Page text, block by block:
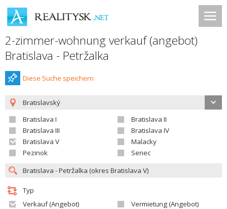
2-zimmer-wohnung verkauf (angebot)
Bratislava - Petržalka
Diese Suche speichern
Bratislavský
Bratislava I
Bratislava II
Bratislava III
Bratislava IV
Bratislava V
Malacky
Pezinok
Senec
Typ
Verkauf (Angebot)
Vermietung (Angebot)